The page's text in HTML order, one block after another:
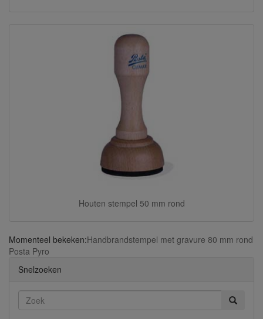
Houten stempel 50 mm rond
Momenteel bekeken:Handbrandstempel met gravure 80 mm rond
Posta Pyro
Snelzoeken